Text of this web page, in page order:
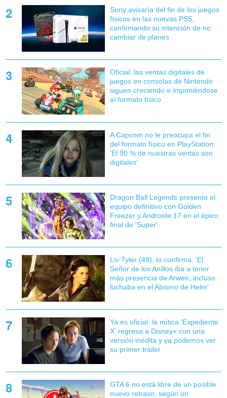
Sony avisaría del fin de los juegos
físicos en las nuevas PS5,
confirmando su intención de no
cambiar de planes
Oficial: las ventas digitales de
juegos en consolas de Nintendo
siguen creciendo e imponiéndose
al formato físico
A Capcom no le preocupa el fin
del formato físico en PlayStation:
'El 90 % de nuestras ventas son
digitales'
Dragon Ball Legends presenta el
equipo definitivo con Golden
Freezer y Androide 17 en el épico
final de 'Super'
Liv Tyler (49), lo confirma: 'El
Señor de los Anillos iba a tener
más presencia de Arwen, incluso
luchaba en el Abismo de Helm'
Ya es oficial: la mítica 'Expediente
X' regresa a Disney+ con una
versión inédita y ya podemos ver
su primer tráiler
GTA 6 no está libre de un posible
nuevo retraso, según un